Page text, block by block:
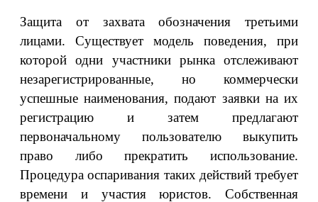
Защита от захвата обозначения третьими
лицами. Существует модель поведения, при
которой одни участники рынка отслеживают
незарегистрированные, но коммерчески
успешные наименования, подают заявки на их
регистрацию и затем предлагают
первоначальному пользователю выкупить
право либо прекратить использование.
Процедура оспаривания таких действий требует
времени и участия юристов. Собственная